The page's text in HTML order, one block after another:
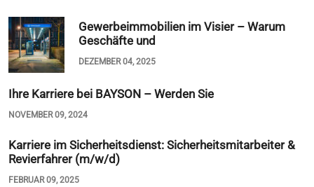
Gewerbeimmobilien im Visier – Warum
Geschäfte und
DEZEMBER 04, 2025
Ihre Karriere bei BAYSON – Werden Sie
NOVEMBER 09, 2024
Karriere im Sicherheitsdienst: Sicherheitsmitarbeiter &
Revierfahrer (m/w/d)
FEBRUAR 09, 2025